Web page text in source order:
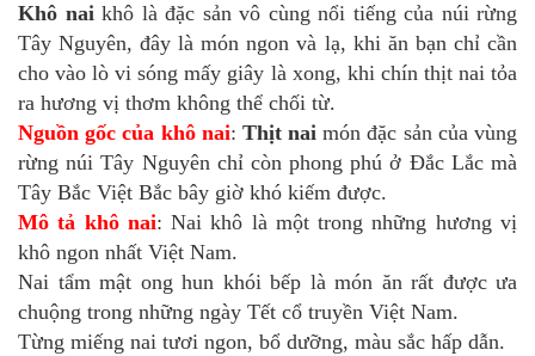
Khô naikhô là đặc sản vô cùng nổi tiếng của núi rừng
Tây Nguyên, đây là món ngon và lạ, khi ăn bạn chỉ cần
cho vào lò vi sóng mấy giây là xong, khi chín thịt nai tỏa
ra hương vị thơm không thể chối từ.
Nguồn gốc của khô nai: Thịt nai món đặc sản của vùng
rừng núi Tây Nguyên chỉ còn phong phú ở Đắc Lắc mà
Tây Bắc Việt Bắc bây giờ khó kiếm được.
Mô tả khô nai: Nai khô là một trong những hương vị
khô ngon nhất Việt Nam.
Nai tẩm mật ong hun khói bếp là món ăn rất được ưa
chuộng trong những ngày Tết cổ truyền Việt Nam.
Từng miếng nai tươi ngon, bổ dưỡng, màu sắc hấp dẫn.